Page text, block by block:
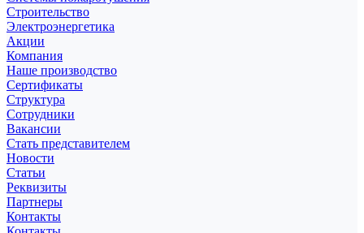
Строительство
Электроэнергетика
Акции
Компания
Наше производство
Сертификаты
Структура
Сотрудники
Вакансии
Стать представителем
Новости
Статьи
Реквизиты
Партнеры
Контакты